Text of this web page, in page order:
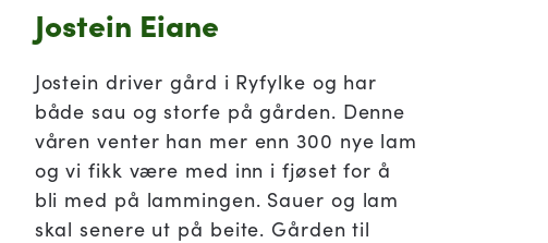
Jostein Eiane
Jostein driver gård i Ryfylke og har
både sau og storfe på gården. Denne
våren venter han mer enn 300 nye lam
og vi fikk være med inn i fjøset for å
bli med på lammingen. Sauer og lam
skal senere ut på beite. Gården til